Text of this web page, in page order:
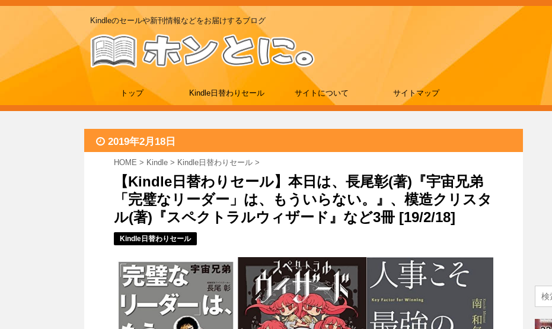
Kindleのセールや新刊情報などをお届けするブログ
トップ Kindle日替わりセール サイトについて サイトマップ
2019年2月18日
HOME > Kindle > Kindle日替わりセール >
【Kindle日替わりセール】本日は、長尾彰(著)『宇宙兄弟
「完璧なリーダー」は、もういらない。』、模造クリスタ
ル(著)『スペクトラルウィザード』など3冊 [19/2/18]
Kindle日替わりセール